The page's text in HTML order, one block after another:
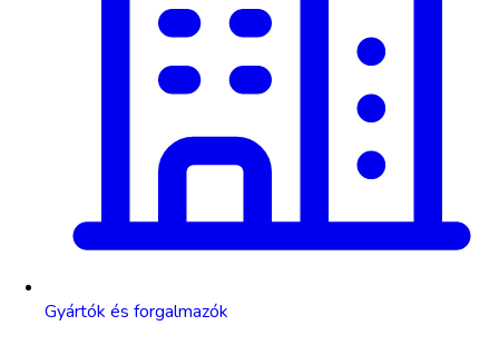
Gyártók és forgalmazók